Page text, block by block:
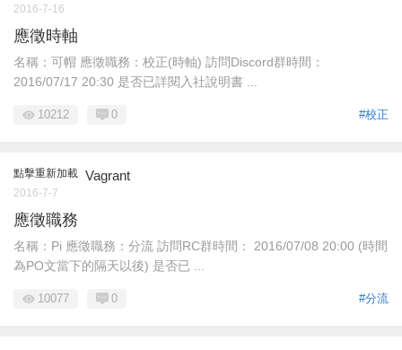
2016-7-16
應徵時軸
名稱：可帽 應徵職務：校正(時軸) 訪問Discord群時間：
2016/07/17 20:30 是否已詳閱入社說明書 ...
#校正
10212 0
點擊重新加載 Vagrant
2016-7-7
應徵職務
名稱：Pi 應徵職務：分流 訪問RC群時間： 2016/07/08 20:00 (時間
為PO文當下的隔天以後) 是否已 ...
#分流
10077 0